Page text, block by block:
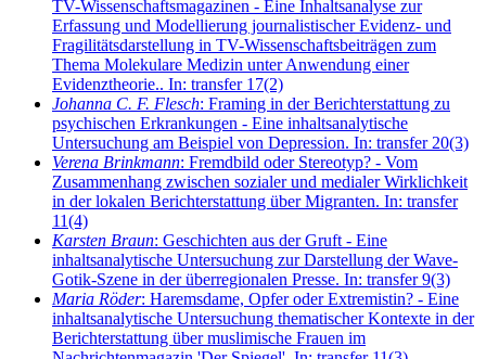
TV-Wissenschaftsmagazinen - Eine Inhaltsanalyse zur
Erfassung und Modellierung journalistischer Evidenz- und
Fragilitätsdarstellung in TV-Wissenschaftsbeiträgen zum
Thema Molekulare Medizin unter Anwendung einer
Evidenztheorie.. In: transfer 17(2)
Johanna C. F. Flesch: Framing in der Berichterstattung zu
psychischen Erkrankungen - Eine inhaltsanalytische
Untersuchung am Beispiel von Depression. In: transfer 20(3)
Verena Brinkmann: Fremdbild oder Stereotyp? - Vom
Zusammenhang zwischen sozialer und medialer Wirklichkeit
in der lokalen Berichterstattung über Migranten. In: transfer
11(4)
Karsten Braun: Geschichten aus der Gruft - Eine
inhaltsanalytische Untersuchung zur Darstellung der Wave-
Gotik-Szene in der überregionalen Presse. In: transfer 9(3)
Maria Röder: Haremsdame, Opfer oder Extremistin? - Eine
inhaltsanalytische Untersuchung thematischer Kontexte in der
Berichterstattung über muslimische Frauen im